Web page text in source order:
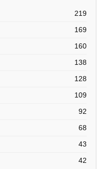
219
169
160
138
128
109
92
68
43
42